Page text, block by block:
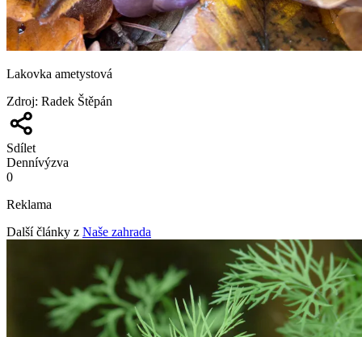
Lakovka ametystová
Zdroj: Radek Štěpán
Sdílet
Dennívýzva
0
Reklama
Další články z Naše zahrada